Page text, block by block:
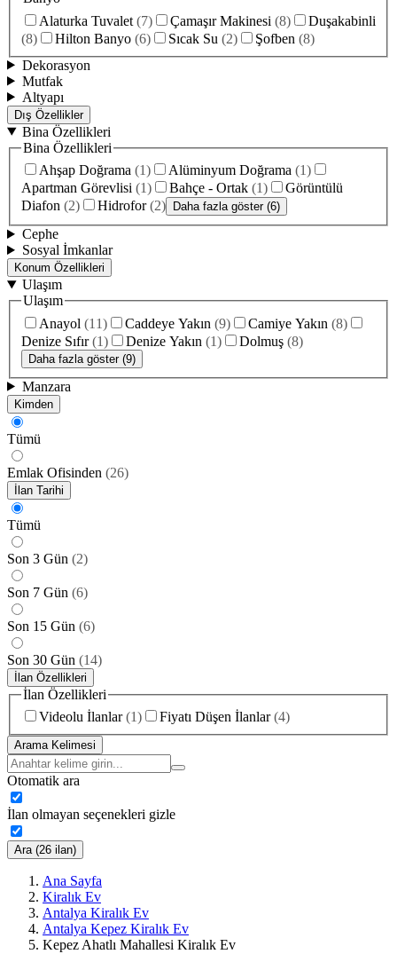
Alaturka Tuvalet (7) Çamaşır Makinesi (8)
Duşakabinli
(8) Hilton Banyo (6) Sıcak Su (2) Şofben (8)
Dekorasyon
Mutfak
Altyapı
Dış Özellikler
Bina Özellikleri
Bina Özellikleri
Ahşap Doğrama (1) Alüminyum Doğrama (1)
Apartman Görevlisi (1) Bahçe - Ortak (1)
Görüntülü
Diafon (2) Hidrofor (2) Daha fazla göster (6)
Cephe
Sosyal İmkanlar
Konum Özellikleri
Ulaşım
Ulaşım
Anayol (11) Caddeye Yakın (9) Camiye Yakın (8)
Denize Sıfır (1) Denize Yakın (1) Dolmuş (8)
Daha fazla göster (9)
Manzara
Kimden
Tümü
Emlak Ofisinden (26)
İlan Tarihi
Tümü
Son 3 Gün (2)
Son 7 Gün (6)
Son 15 Gün (6)
Son 30 Gün (14)
İlan Özellikleri
İlan Özellikleri
Videolu İlanlar (1) Fiyatı Düşen İlanlar (4)
Arama Kelimesi
Otomatik ara
İlan olmayan seçenekleri gizle
Ara (26 ilan)
Ana Sayfa
Kiralık Ev
Antalya Kiralık Ev
Antalya Kepez Kiralık Ev
Kepez Ahatlı Mahallesi Kiralık Ev